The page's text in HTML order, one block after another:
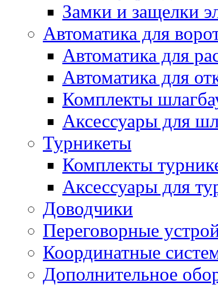
Замки и защелки
Автоматика для
Автоматика для
Автоматика для
Комплекты
Аксессуары для
Турникеты
Комплекты
Аксессуары для
Доводчики
Переговорные
Координатные
Дополнительное